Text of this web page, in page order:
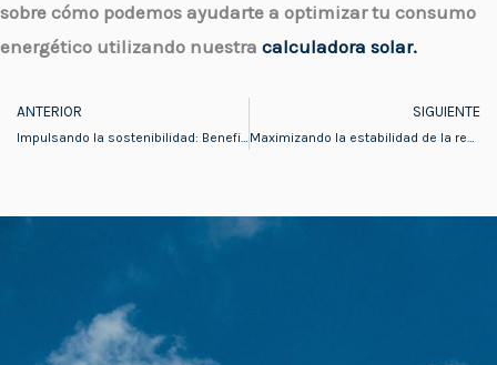
sobre cómo podemos ayudarte a optimizar tu consumo
energético utilizando nuestra calculadora solar.
Prev
ANTERIOR
Impulsando la sostenibilidad: Beneficios de la energía solar en el sector industrial con TopEnergy
SIGUIENTE
Maximizando la estabilidad de la red: El papel crucial del almacenamiento de energía